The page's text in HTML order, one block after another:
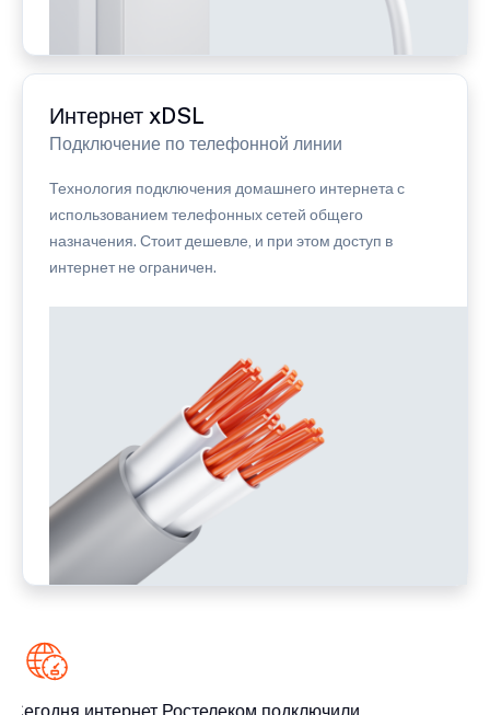
Интернет xDSL
Подключение по телефонной линии
Технология подключения домашнего интернета с
использованием телефонных сетей общего
назначения. Стоит дешевле, и при этом доступ в
интернет не ограничен.